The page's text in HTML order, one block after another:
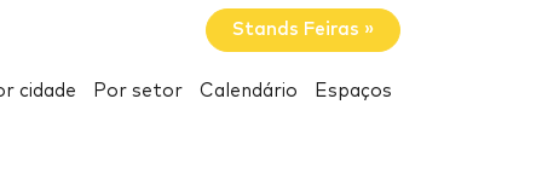
Stands Feiras »
cidade Por setor Calendário Espaços